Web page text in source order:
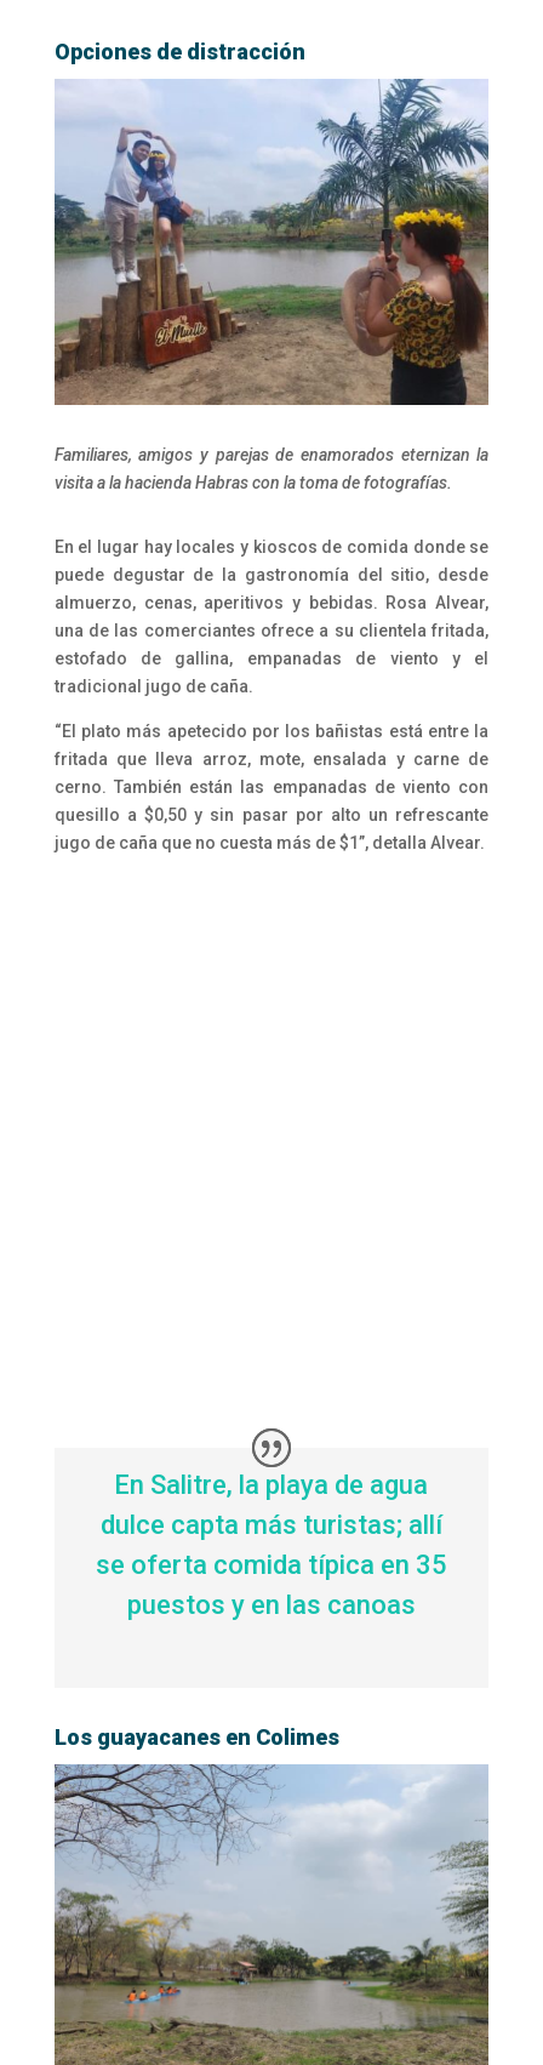
Opciones de distracción
Familiares, amigos y parejas de enamorados eternizan la
visita a la hacienda Habras con la toma de fotografías.
En el lugar hay locales y kioscos de comida donde se
puede degustar de la gastronomía del sitio, desde
almuerzo, cenas, aperitivos y bebidas. Rosa Alvear,
una de las comerciantes ofrece a su clientela fritada,
estofado de gallina, empanadas de viento y el
tradicional jugo de caña.
“El plato más apetecido por los bañistas está entre la
fritada que lleva arroz, mote, ensalada y carne de
cerno. También están las empanadas de viento con
quesillo a $0,50 y sin pasar por alto un refrescante
jugo de caña que no cuesta más de $1”, detalla Alvear.
En Salitre, la playa de agua
dulce capta más turistas; allí
se oferta comida típica en 35
puestos y en las canoas
Los guayacanes en Colimes